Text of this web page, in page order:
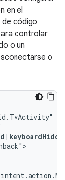
en el
de código
controlar
o un
o